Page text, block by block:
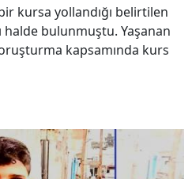
kursa yollandığı belirtilen
halde bulunmuştu. Yaşanan
kapsamında kurs